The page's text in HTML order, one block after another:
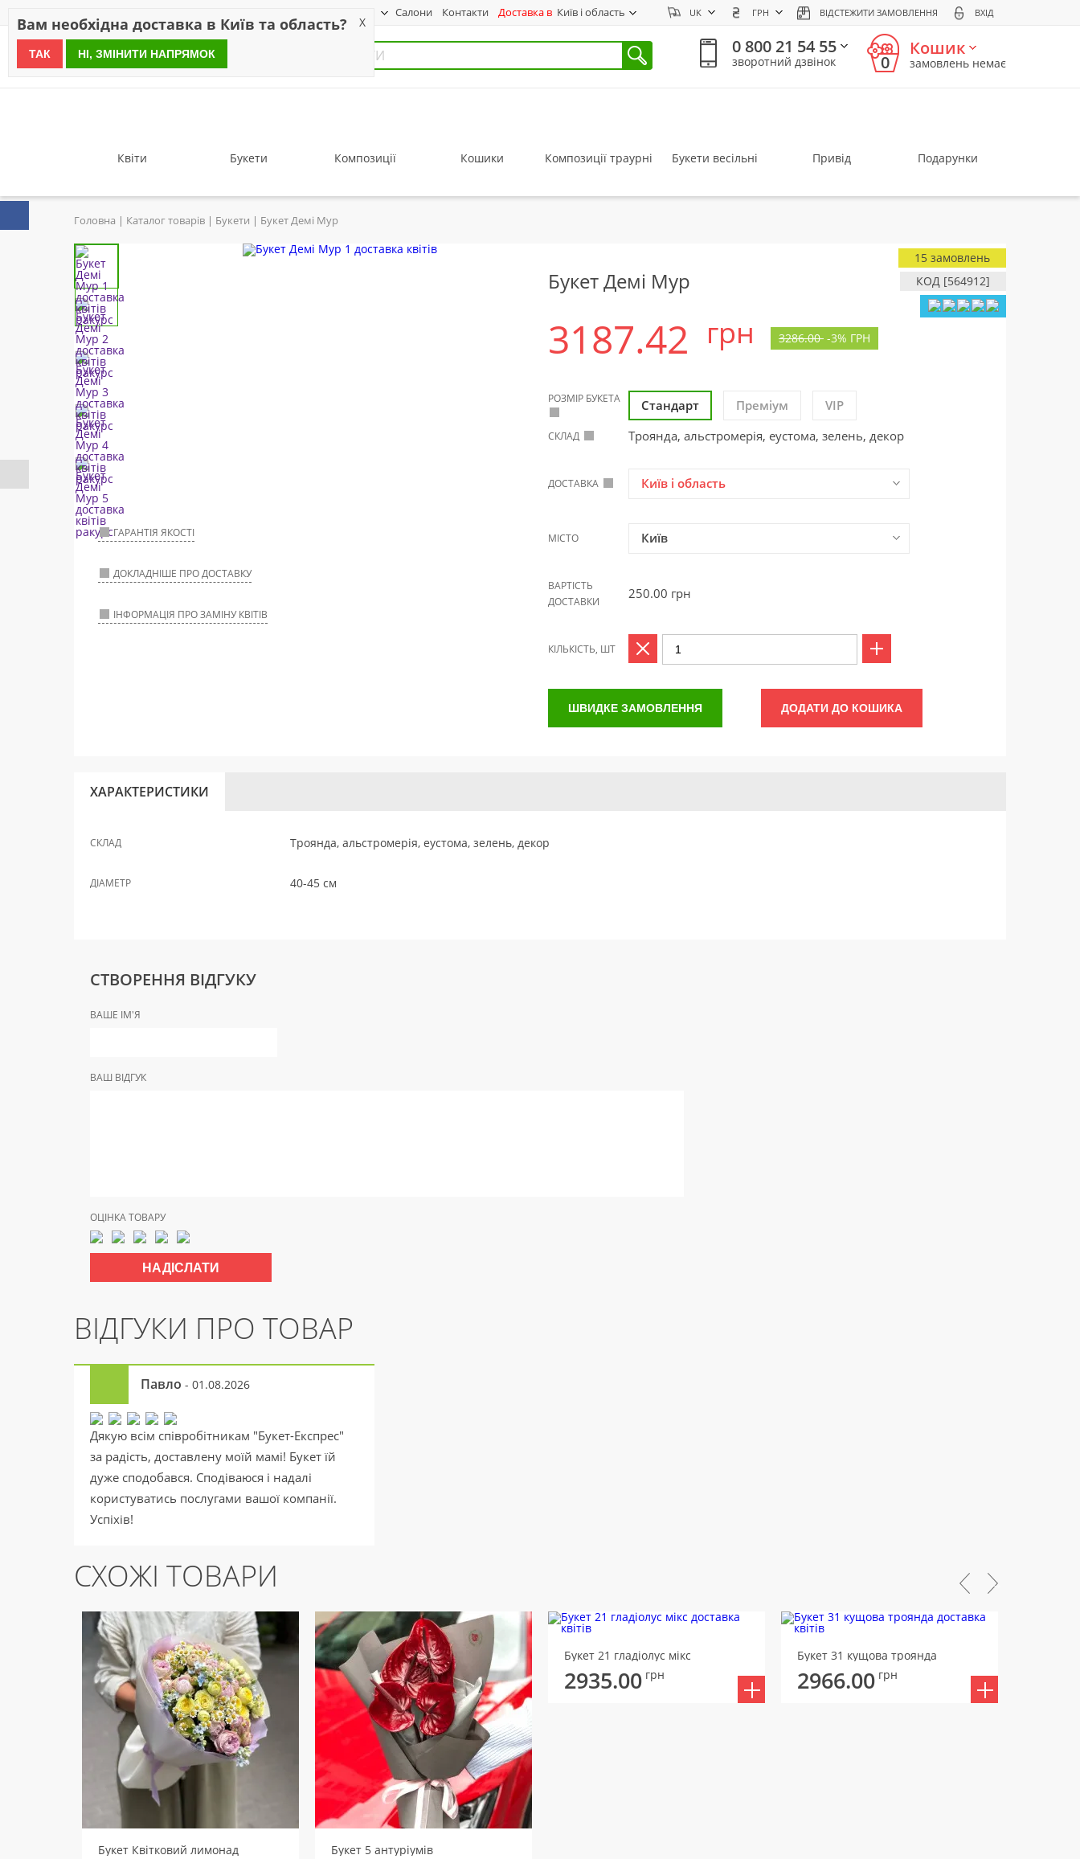
Салони Контакти Доставка в Київ і область UK ГРН ВІДСТЕЖИТИ ЗАМОВЛЕННЯ ВХІД
since 1999
0 800 21 54 55
зворотний дзвінок 0
Кошик
замовлень немає
Квіти Букети Композиції Кошики Композиції траурні Букети весільні Привід Подарунки
Головна Каталог товарів Букети Букет Демі Мур
ГАРАНТІЯ ЯКОСТІ
ДОКЛАДНІШЕ ПРО ДОСТАВКУ
ІНФОРМАЦІЯ ПРО ЗАМІНУ КВІТІВ
Букет Демі Мур КОД [564912]
15 замовлень
3187.42 грн 3286.00 -3% ГРН
РОЗМІР БУКЕТА Стандарт Преміум VIP
СКЛАД Троянда, альстромерія, еустома, зелень, декор
ДОСТАВКА Київ і область
МІСТО Київ
ВАРТІСТЬ
ДОСТАВКИ
250.00 грн
КІЛЬКІСТЬ, ШТ
ШВИДКЕ ЗАМОВЛЕННЯ ДОДАТИ ДО КОШИКА
ХАРАКТЕРИСТИКИ
СКЛАД Троянда, альстромерія, еустома, зелень, декор
ДІАМЕТР 40-45 см
СТВОРЕННЯ ВІДГУКУ
ВАШЕ ІМ'Я
ВАШ ВІДГУК
ОЦІНКА ТОВАРУ
ВІДГУКИ ПРО ТОВАР
Павло - 01.08.2026
Дякую всім співробітникам "Букет-Експрес"
за радість, доставлену моїй мамі! Букет їй
дуже сподобався. Сподіваюся і надалі
користуватись послугами вашої компанії.
Успіхів!
СХОЖІ ТОВАРИ
Букет Квітковий лимонад Букет 5 антуріумів
Букет 21 гладіолус мікс
2935.00 грн
Букет 31 кущова троянда
2966.00 грн
Вам необхідна доставка в Київ та область? X
ТАК НІ, ЗМІНИТИ НАПРЯМОК